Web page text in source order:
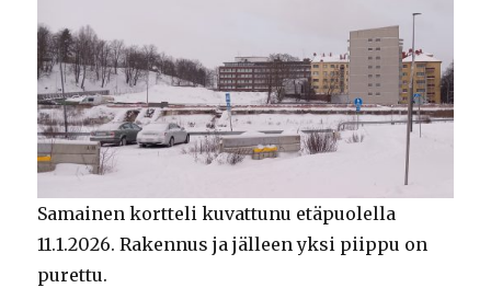
Samainen kortteli kuvattunu etäpuolella
11.1.2026. Rakennus ja jälleen yksi piippu on
purettu.